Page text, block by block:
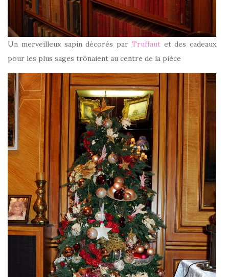
Un merveilleux sapin décorés par Truffautet des cadeaux
pour les plus sages trônaient au centre de la pièce